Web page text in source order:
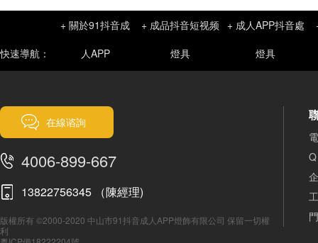
快速導航：
+ 關於91抖音成
人APP
+ 成品抖音短视频
燈具
+ 成人APP抖音處
燈具
在線谘詢
4006-899-667
13822756345 （陳經理)
版權所有 ©2000-2020 中山市91抖音成人APP燈飾有限公司 保留一切權
利